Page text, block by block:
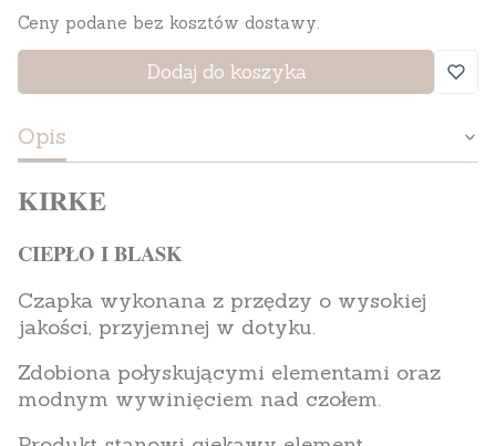
Ceny podane bez kosztów dostawy.
Dodaj do koszyka
Opis
KIRKE
CIEPŁO I BLASK
Czapka wykonana z przędzy o wysokiej
jakości, przyjemnej w dotyku.
Zdobiona połyskującymi elementami oraz
modnym wywinięciem nad czołem.